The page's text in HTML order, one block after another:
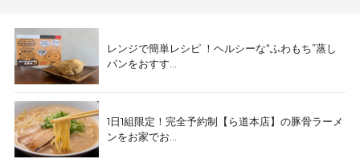
レンジで簡単レシピ ！ヘルシーな“ふわもち”蒸し
パンをおすす...
1日1組限定！完全予約制【ら道本店】の豚骨ラーメ
ンをお家でお...